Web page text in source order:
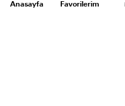
Anasayfa Favorilerim